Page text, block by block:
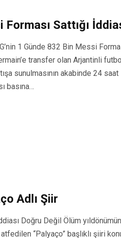
Sattığı
1 Günde 832 Bin Messi
transfer olan Arjantinli
sunulmasının akabinde 24
basına…
Adlı Şiir
Doğru Değil Ölüm
“Palyaço” başlıklı şiiri